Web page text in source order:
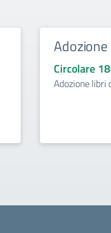
Circolare
Adozione